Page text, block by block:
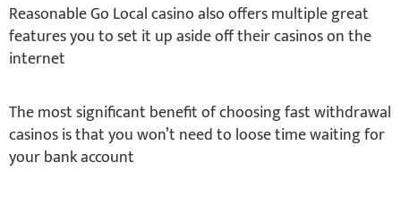
Reasonable Go Local casino also offers multiple great
features you to set it up aside off their casinos on the
internet
The most significant benefit of choosing fast withdrawal
casinos is that you won’t need to loose time waiting for
your bank account